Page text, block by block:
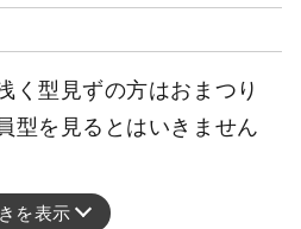
く型見ずの方はおまつり
型を見るとはいきません
を表示